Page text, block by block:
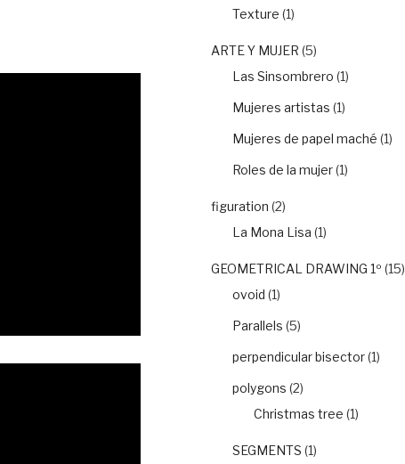
Texture (1)
ARTE Y MUJER (5)
Las Sinsombrero (1)
Mujeres artistas (1)
Mujeres de papel maché (1)
Roles de la mujer(1)
figuration (2)
La Mona Lisa (1)
GEOMETRICAL DRAWING 1º (15)
ovoid (1)
Parallels (5)
perpendicular bisector(1)
polygons (2)
Christmas tree (1)
SEGMENTS (1)